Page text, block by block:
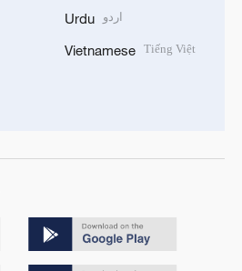
Urdu اردو
Vietnamese Tiếng Việt